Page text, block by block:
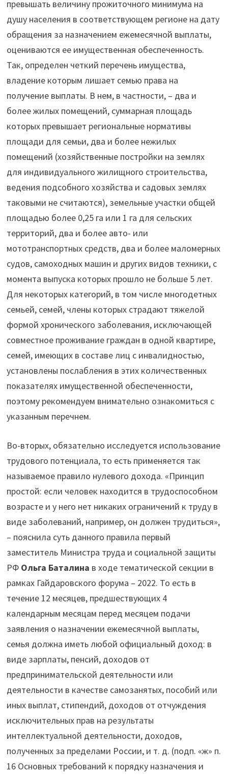
превышать величину прожиточного минимума на
душу населения в соответствующем регионе на дату
обращения за назначением ежемесячной выплаты,
оцениваются ее имущественная обеспеченность.
Так, определен четкий перечень имущества,
владение которым лишает семью права на
получение выплаты. В нем, в частности, – два и
более жилых помещений, суммарная площадь
которых превышает региональные нормативы
площади для семьи, два и более нежилых
помещений (хозяйственные постройки на землях
для индивидуального жилищного строительства,
ведения подсобного хозяйства и садовых землях
таковыми не считаются), земельные участки общей
площадью более 0,25 га или 1 га для сельских
территорий, два и более авто- или
мототранспортных средств, два и более маломерных
судов, самоходных машин и других видов техники, с
момента выпуска которых прошло не больше 5 лет.
Для некоторых категорий, в том числе многодетных
семьей, семей, члены которых страдают тяжелой
формой хронического заболевания, исключающей
совместное проживание граждан в одной квартире,
семей, имеющих в составе лиц с инвалидностью,
установлены послабления в этих количественных
показателях имущественной обеспеченности,
поэтому рекомендуем внимательно ознакомиться с
указанным перечнем.
Во-вторых, обязательно исследуется использование
трудового потенциала, то есть применяется так
называемое правило нулевого дохода. «Принцип
простой: если человек находится в трудоспособном
возрасте и у него нет никаких ограничений к труду в
виде заболеваний, например, он должен трудиться»,
– пояснила суть данного правила первый
заместитель Министра труда и социальной защиты
РФ Ольга Баталина в ходе тематической секции в
рамках Гайдаровского форума – 2022. То есть в
течение 12 месяцев, предшествующих 4
календарным месяцам перед месяцем подачи
заявления о назначении ежемесячной выплаты,
семья должна иметь любой официальный доход: в
виде зарплаты, пенсий, доходов от
предпринимательской деятельности или
деятельности в качестве самозанятых, пособий или
иных выплат, стипендий, доходов от отчуждения
исключительных прав на результаты
интеллектуальной деятельности, доходов,
полученных за пределами России, и т. д. (подп. «ж» п.
16 Основных требований к порядку назначения и